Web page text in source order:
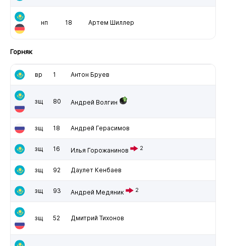
нп 18 Артем Шиллер
Горняк
вр 1 Антон Бруев
зщ 80 Андрей Волгин
зщ 18 Андрей Герасимов
зщ 16 Илья Горожанинов 2
зщ 92 Даулет Кенбаев
зщ 93 Андрей Медяник 2
зщ 52 Дмитрий Тихонов